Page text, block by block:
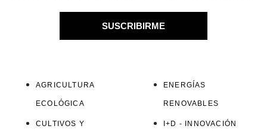
SUSCRIBIRME
AGRICULTURA
ECOLÓGICA
CULTIVOS Y
ENERGÍAS
RENOVABLES
I+D - INNOVACIÓN